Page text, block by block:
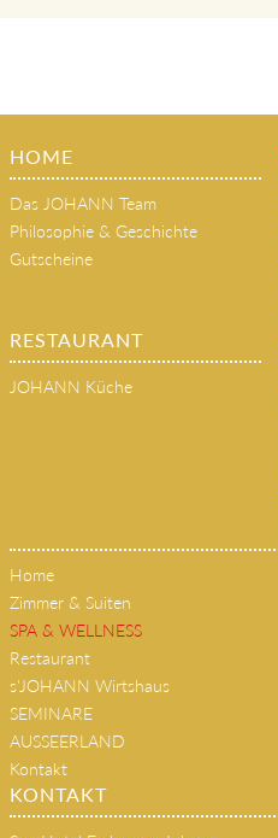
HOME
Das JOHANN Team
Philosophie & Geschichte
Gutscheine
RESTAURANT
JOHANN Küche
Home
Zimmer & Suiten
SPA & WELLNESS
Restaurant
s'JOHANN Wirtshaus
SEMINARE
AUSSEERLAND
Kontakt
KONTAKT